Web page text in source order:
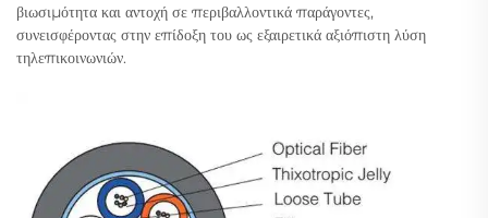
βιωσιμότητα και αντοχή σε περιβαλλοντικά παράγοντες,
συνεισφέροντας στην επίδοξη του ως εξαιρετικά αξιόπιστη λύση
τηλεπικοινωνιών.